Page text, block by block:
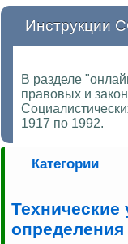
Инструкции
В разделе
правовых и
1917 по 1992.
Категории
Технические
определения